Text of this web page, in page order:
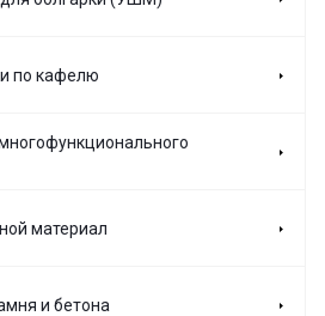
по кафелю
материал
и бетона